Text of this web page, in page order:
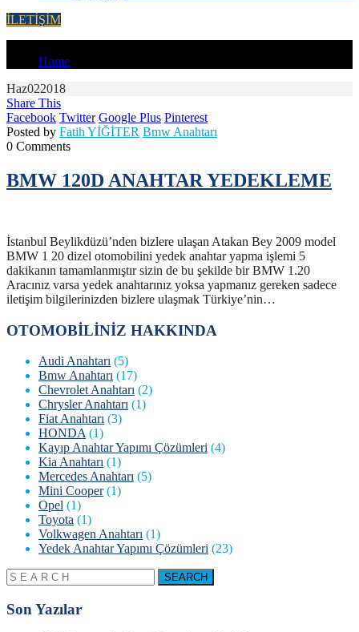
İLETİŞİM
Home
Haz022018
Share This
Facebook Twitter Google Plus Pinterest
Posted by Fatih YİĞİTER Bmw Anahtarı
0 Comments
BMW 120D ANAHTAR YEDEKLEME
İstanbul Beylikdüzü’nden bizlere ulaşan Atakan Bey 2009 model
BMW 1 20 dizel otomobilini yedek anahtar yapma işlemi 5
dakikanın tamamlanmıştır sizin de bu şekilde bir BMW 1.20
Aracınız varsa yedek anahtarınız yoksa yapmanız gereken sadece
iletişim bilgilerinizden bizlere ulaşmak Türkiye’nin…
OTOMOBİLİNİZ HAKKINDA
Audi Anahtarı (5)
Bmw Anahtarı (17)
Chevrolet Anahtarı (2)
Chrysler Anahtarı (1)
Fiat Anahtarı (3)
HONDA (1)
Kayıp Anahtar Yapımı Çözümleri (4)
Kia Anahtarı (1)
Mercedes Anahtarı (5)
Mini Cooper(1)
Opel (1)
Toyota (1)
Volkwagen Anahtarı (1)
Yedek Anahtar Yapımı Çözümleri (23)
Son Yazılar